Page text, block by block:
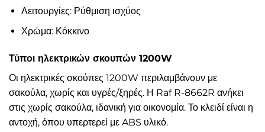
Λειτουργίες: Ρύθμιση ισχύος
Χρώμα: Κόκκινο
Τύποι ηλεκτρικών σκουπών 1200W
Οι ηλεκτρικές σκούπες 1200W περιλαμβάνουν με
σακούλα, χωρίς και υγρές/ξηρές. Η Raf R-8662R ανήκει
στις χωρίς σακούλα, ιδανική για οικονομία. Το κλειδί είναι η
αντοχή, όπου υπερτερεί με ABS υλικό.